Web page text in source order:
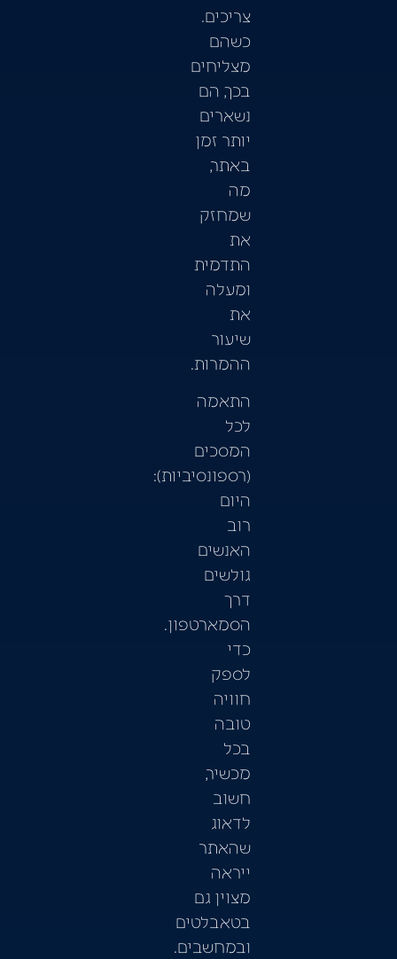
צריכים.
כשהם
מצליחים
בכך, הם
נשארים
יותר זמן
באתר,
מה
שמחזק
את
התדמית
ומעלה
את
שיעור
ההמרות.
התאמה
לכל
המסכים
(רספונסיביות):
היום
רוב
האנשים
גולשים
דרך
הסמארטפון.
כדי
לספק
חוויה
טובה
בכל
מכשיר,
חשוב
לדאוג
שהאתר
ייראה
מצוין גם
בטאבלטים
ובמחשבים.